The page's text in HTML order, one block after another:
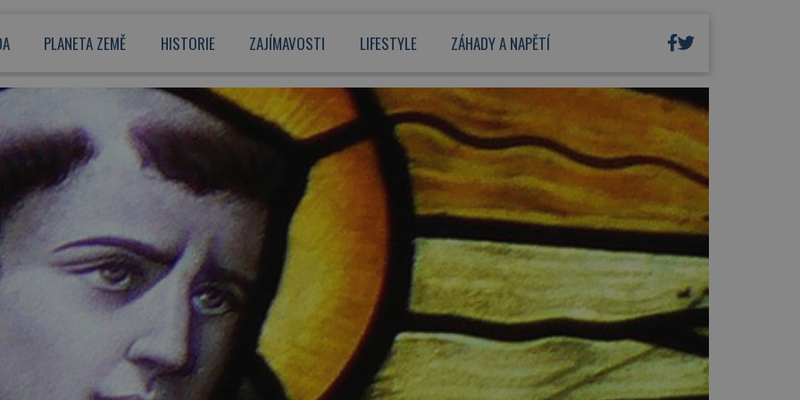
PLANETA ZEMĚ HISTORIE ZAJÍMAVOSTI LIFESTYLE ZÁHADY A NAPĚTÍ